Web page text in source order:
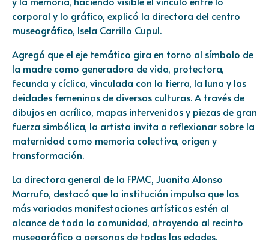
corporal y lo gráfico, explicó la directora del centro
museográfico, Isela Carrillo Cupul.
Agregó que el eje temático gira en torno al símbolo de
la madre como generadora de vida, protectora,
fecunda y cíclica, vinculada con la tierra, la luna y las
deidades femeninas de diversas culturas. A través de
dibujos en acrílico, mapas intervenidos y piezas de gran
fuerza simbólica, la artista invita a reflexionar sobre la
maternidad como memoria colectiva, origen y
transformación.
La directora general de la FPMC, Juanita Alonso
Marrufo, destacó que la institución impulsa que las
más variadas manifestaciones artísticas estén al
alcance de toda la comunidad, atrayendo al recinto
museográfico a personas de todas las edades.